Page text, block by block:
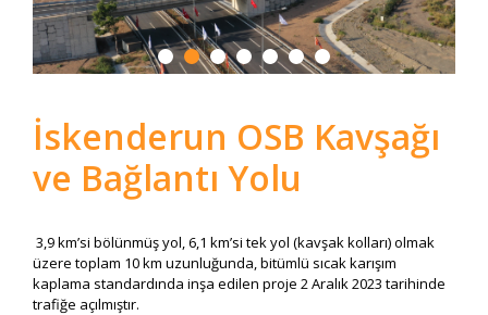
İskenderun OSB Kavşağı
ve Bağlantı Yolu
3,9 km’si bölünmüş yol, 6,1 km’si tek yol (kavşak kolları) olmak
üzere toplam 10 km uzunluğunda, bitümlü sıcak karışım
kaplama standardında inşa edilen proje 2 Aralık 2023 tarihinde
trafiğe açılmıştır.